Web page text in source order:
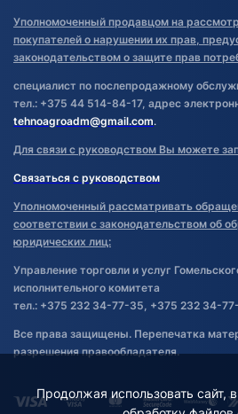
Уполномоченный продавцом на
покупателей о нарушении их прав,
законодательством о защите прав
специалист по послепродажному
тел.: +375 44 514-84-17, адрес
tehnoagroadm@gmail.com.
Для связи с руководством Вы можете
Связаться с руководством
Уполномоченный рассматривать
соответствии с законодательством об
юридических лиц:
Управление торговли и услуг
исполнительного комитета
тел.: +375 232 34-77-35, +375 232 34-
Все права защищены. Перепечатка
разрешения правообладателя.
Продолжая использовать сайт,